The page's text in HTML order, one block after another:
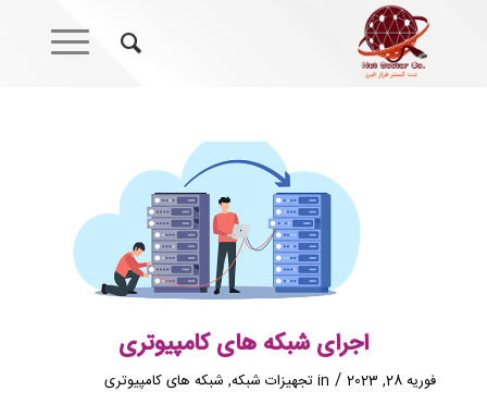
اجرای شبکه های کامپیوتری
فوریه 28, 2023 /
inتجهیزات شبکه, شبکه های کامپیوتری